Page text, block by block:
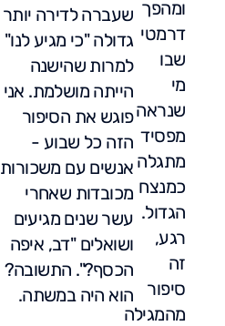
ומהפך
דרמטי
שבו
מי
שנראה
מפסיד
מתגלה
כמנצח
הגדול.
רגע,
זה
סיפור
מהמגילה
שעברה לדירה יותר
גדולה "כי מגיע לנו"
למרות שהישנה
הייתה מושלמת. אני
פוגש את הסיפור
הזה כל שבוע -
אנשים עם משכורות
מכובדות שאחרי
עשר שנים מגיעים
ושואלים "דב, איפה
הכסף?". התשובה?
הוא היה במשתה.